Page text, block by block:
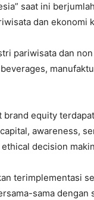
saat ini
dan ekonomi
pariwisata dan
equity
awareness,
decision
terimplementasi
sama